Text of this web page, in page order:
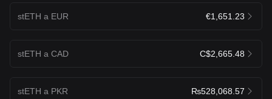
stETH a EUR €1,651.23
stETH a CAD C$2,665.48
stETH a PKR ₨528,068.57